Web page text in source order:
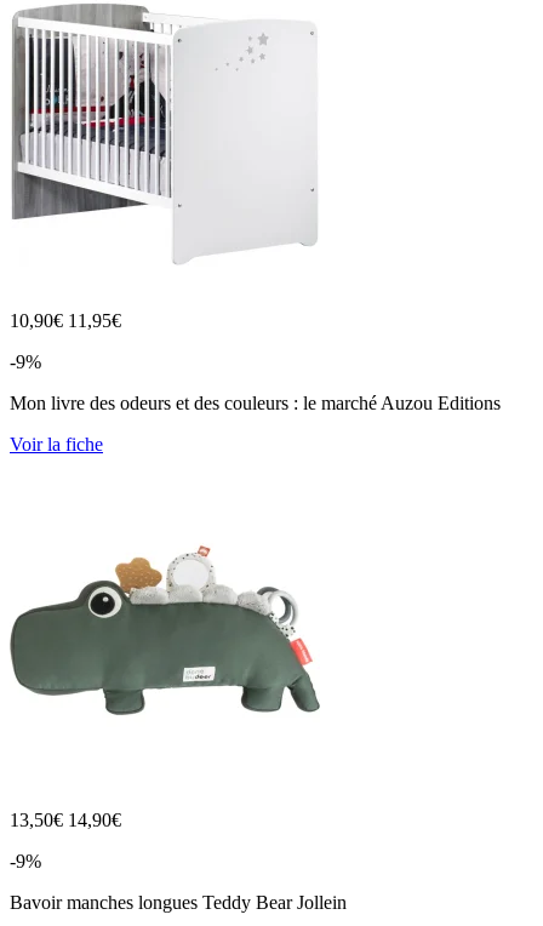
10,90€ 11,95€
-9%
Mon livre des odeurs et des couleurs : le marché Auzou Editions
Voir la fiche
13,50€ 14,90€
-9%
Bavoir manches longues Teddy Bear Jollein